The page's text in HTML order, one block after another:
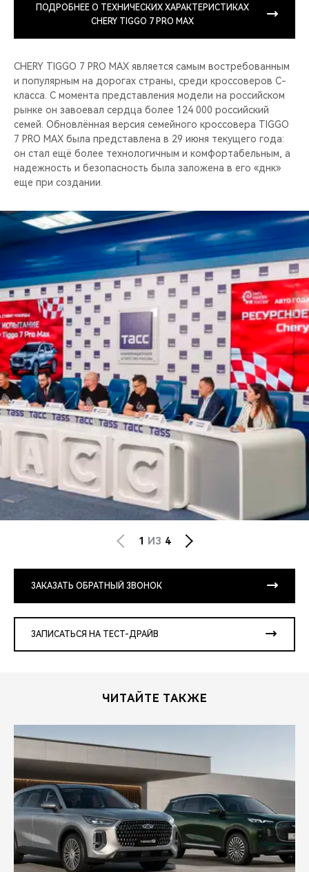
ПОДРОБНЕЕ О ТЕХНИЧЕСКИХ ХАРАКТЕРИСТИКАХ
CHERY TIGGO 7 PRO MAX
CHERY TIGGO 7 PRO MAX является самым востребованным
и популярным на дорогах страны, среди кроссоверов C-
класса. С момента представления модели на российском
рынке он завоевал сердца более 124 000 российский
семей. Обновлённая версия семейного кроссовера TIGGO
7 PRO MAX была представлена в 29 июня текущего года:
он стал ещё более технологичным и комфортабельным, а
надежность и безопасность была заложена в его «днк»
еще при создании.
1 ИЗ 4
ЗАКАЗАТЬ ОБРАТНЫЙ ЗВОНОК
ЗАПИСАТЬСЯ НА ТЕСТ-ДРАЙВ
ЧИТАЙТЕ ТАКЖЕ